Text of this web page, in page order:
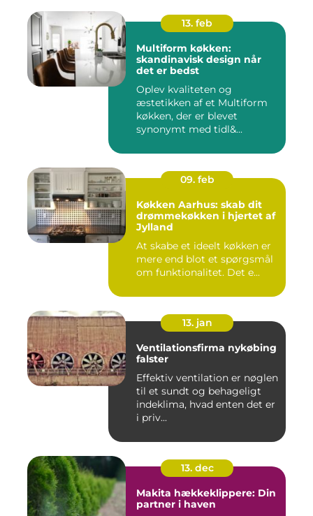
13. feb
Multiform køkken:
skandinavisk design når
det er bedst
Oplev kvaliteten og
æstetikken af et Multiform
køkken, der er blevet
synonymt med tidl&...
09. feb
Køkken Aarhus: skab dit
drømmekøkken i hjertet af
Jylland
At skabe et ideelt køkken er
mere end blot et spørgsmål
om funktionalitet. Det e...
13. jan
Ventilationsfirma nykøbing
falster
Effektiv ventilation er nøglen
til et sundt og behageligt
indeklima, hvad enten det er
i priv...
13. dec
Makita hækkeklippere: Din
partner i haven